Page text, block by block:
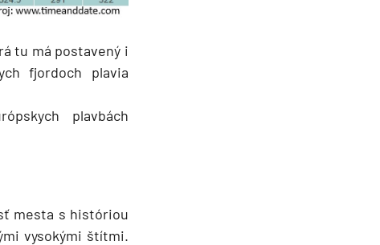
tu má postavený i
fjordoch plavia
plavbách
mesta s históriou
vysokými štítmi.